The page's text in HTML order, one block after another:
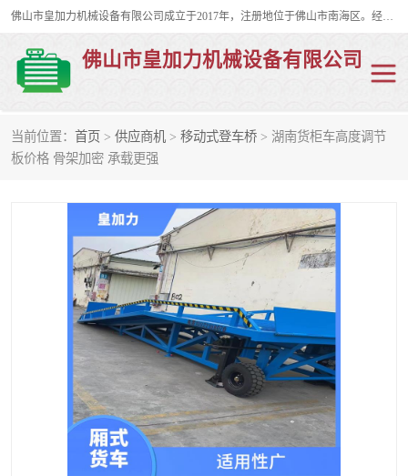
佛山市皇加力机械设备有限公司成立于2017年，注册地位于佛山市南海区。经营范围包括：其他机械设备及电子产品批发、电气设备批发、贸易代理、五金产品批发等；主要产品有：移动式登车桥、叉车装卸货平台、移动式升降机、升降货梯、油桶夹具、电动堆高车。
佛山市皇加力机械设备有限公司
当前位置： 首页 > 供应商机 > 移动式登车桥 > 湖南货柜车高度调节
板价格 骨架加密 承载更强
移动式登车桥
步行式电动堆高车 移动登车台
叉车装卸货平台 电动搬运车
移动式升降平台 升降货梯
集装箱装柜平台 油桶夹具